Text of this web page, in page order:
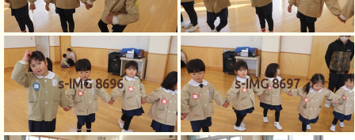
s-IMG 8696 s-IMG 8697